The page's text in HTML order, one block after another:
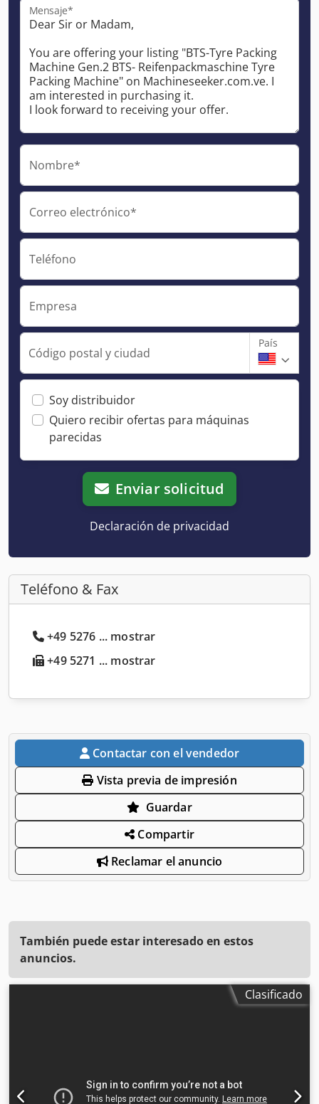
Mensaje*
Nombre*
Correo electrónico*
Teléfono
Empresa
Código postal y ciudad
País
Soy distribuidor
Quiero recibir ofertas para máquinas
parecidas
Enviar solicitud
Declaración de privacidad
Teléfono & Fax
+49 5276 ... mostrar
+49 5271 ... mostrar
Contactar con el vendedor
Vista previa de impresión
Guardar
Compartir
Reclamar el anuncio
También puede estar interesado en estos
anuncios.
Clasificado